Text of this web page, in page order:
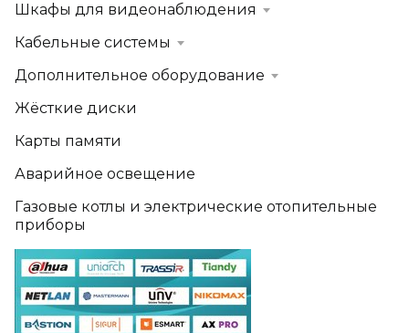
Шкафы для видеонаблюдения
Кабельные системы
Дополнительное оборудование
Жёсткие диски
Карты памяти
Аварийное освещение
Газовые котлы и электрические отопительные
приборы